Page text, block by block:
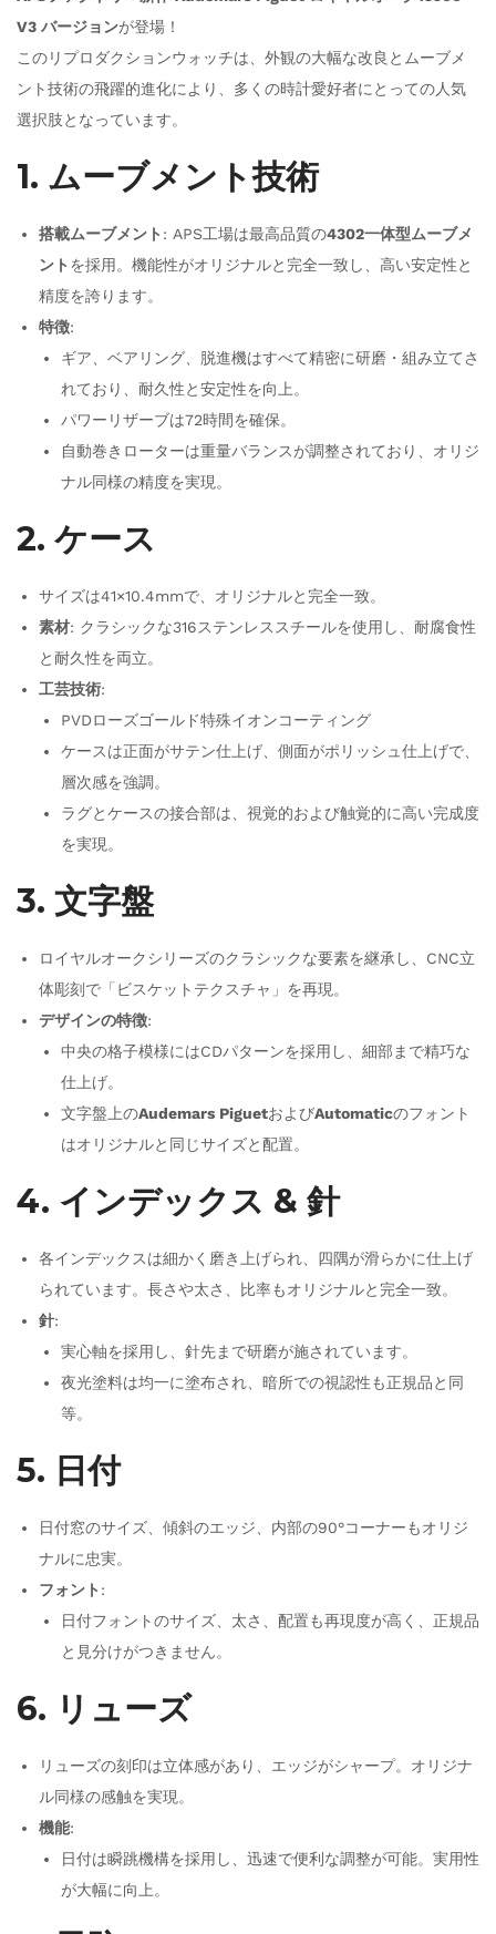
V3 バージョンが登場！
このリプロダクションウォッチは、外観の大幅な改良とムーブメ
ント技術の飛躍的進化により、多くの時計愛好者にとっての人気
選択肢となっています。
1. ムーブメント技術
搭載ムーブメント : APS工場は最高品質の4302一体型ムーブメ
ント を採用。機能性がオリジナルと完全一致し、高い安定性と
精度を誇ります。
特徴:
ギア、ベアリング、脱進機はすべて精密に研磨・組み立てさ
れており、耐久性と安定性を向上。
パワーリザーブは72時間を確保。
自動巻きローターは重量バランスが調整されており、オリジ
ナル同様の精度を実現。
2. ケース
サイズは41×10.4mmで、オリジナルと完全一致。
素材: クラシックな316ステンレススチールを使用し、耐腐食性
と耐久性を両立。
工芸技術:
PVDローズゴールド特殊イオンコーティング
ケースは正面がサテン仕上げ、側面がポリッシュ仕上げで、
層次感を強調。
ラグとケースの接合部は、視覚的および触覚的に高い完成度
を実現。
3. 文字盤
ロイヤルオークシリーズのクラシックな要素を継承し、CNC立
体彫刻で「ビスケットテクスチャ」を再現。
デザインの特徴:
中央の格子模様にはCDパターンを採用し、細部まで精巧な
仕上げ。
文字盤上のAudemars PiguetおよびAutomaticのフォント
はオリジナルと同じサイズと配置。
4. インデックス & 針
各インデックスは細かく磨き上げられ、四隅が滑らかに仕上げ
られています。長さや太さ、比率もオリジナルと完全一致。
針:
実心軸を採用し、針先まで研磨が施されています。
夜光塗料は均一に塗布され、暗所での視認性も正規品と同
等。
5. 日付
日付窓のサイズ、傾斜のエッジ、内部の90°コーナーもオリジ
ナルに忠実。
フォント :
日付フォントのサイズ、太さ、配置も再現度が高く、正規品
と見分けがつきません。
6. リューズ
リューズの刻印は立体感があり、エッジがシャープ。オリジナ
ル同様の感触を実現。
機能:
日付は瞬跳機構を採用し、迅速で便利な調整が可能。実用性
が大幅に向上。